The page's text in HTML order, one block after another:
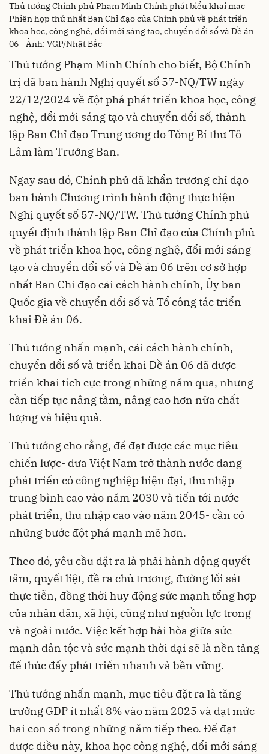
Thủ tướng Chính phủ Phạm Minh Chính phát biểu khai mạc
Phiên họp thứ nhất Ban Chỉ đạo của Chính phủ về phát triển
khoa học, công nghệ, đổi mới sáng tạo, chuyển đổi số và Đề án
06 - Ảnh: VGP/Nhật Bắc
Thủ tướng Phạm Minh Chính cho biết, Bộ Chính
trị đã ban hành Nghị quyết số 57-NQ/TW ngày
22/12/2024 về đột phá phát triển khoa học, công
nghệ, đổi mới sáng tạo và chuyển đổi số, thành
lập Ban Chỉ đạo Trung ương do Tổng Bí thư Tô
Lâm làm Trưởng Ban.
Ngay sau đó, Chính phủ đã khẩn trương chỉ đạo
ban hành Chương trình hành động thực hiện
Nghị quyết số 57-NQ/TW. Thủ tướng Chính phủ
quyết định thành lập Ban Chỉ đạo của Chính phủ
về phát triển khoa học, công nghệ, đổi mới sáng
tạo và chuyển đổi số và Đề án 06 trên cơ sở hợp
nhất Ban Chỉ đạo cải cách hành chính, Ủy ban
Quốc gia về chuyển đổi số và Tổ công tác triển
khai Đề án 06.
Thủ tướng nhấn mạnh, cải cách hành chính,
chuyển đổi số và triển khai Đề án 06 đã được
triển khai tích cực trong những năm qua, nhưng
cần tiếp tục nâng tầm, nâng cao hơn nữa chất
lượng và hiệu quả.
Thủ tướng cho rằng, để đạt được các mục tiêu
chiến lược- đưa Việt Nam trở thành nước đang
phát triển có công nghiệp hiện đại, thu nhập
trung bình cao vào năm 2030 và tiến tới nước
phát triển, thu nhập cao vào năm 2045- cần có
những bước đột phá mạnh mẽ hơn.
Theo đó, yêu cầu đặt ra là phải hành động quyết
tâm, quyết liệt, đề ra chủ trương, đường lối sát
thực tiễn, đồng thời huy động sức mạnh tổng hợp
của nhân dân, xã hội, cũng như nguồn lực trong
và ngoài nước. Việc kết hợp hài hòa giữa sức
mạnh dân tộc và sức mạnh thời đại sẽ là nền tảng
để thúc đẩy phát triển nhanh và bền vững.
Thủ tướng nhấn mạnh, mục tiêu đặt ra là tăng
trưởng GDP ít nhất 8% vào năm 2025 và đạt mức
hai con số trong những năm tiếp theo. Để đạt
được điều này, khoa học công nghệ, đổi mới sáng